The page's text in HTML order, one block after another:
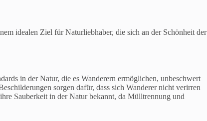
idealen Ziel für Naturliebhaber, die sich an der Schönheit der
in der Natur, die es Wanderern ermöglichen, unbeschwert
sorgen dafür, dass sich Wanderer nicht verirren
Sauberkeit in der Natur bekannt, da Mülltrennung und